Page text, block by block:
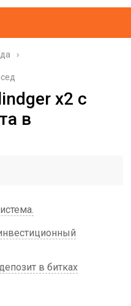
x2 с
в
в битках